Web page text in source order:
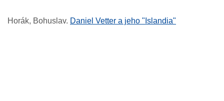
Horák, Bohuslav. Daniel Vetter a jeho "Islandia"